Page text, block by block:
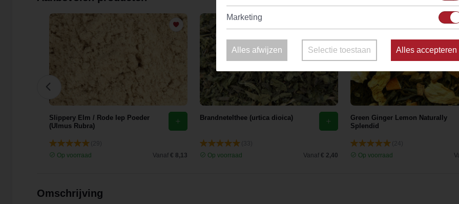
Slippery Elm / Rode Iep Poeder
(Ulmus Rubra)
Op voorraad
Vanaf € 8,13
Brandnetelthee (urtica dioica)
Op voorraad
Vanaf € 2,40
Green Ginger Lemon Naturally
Splendid
Op voorraad
Omschrijving
Marketing
Alles afwijzen Selectie toestaan Alles accepteren